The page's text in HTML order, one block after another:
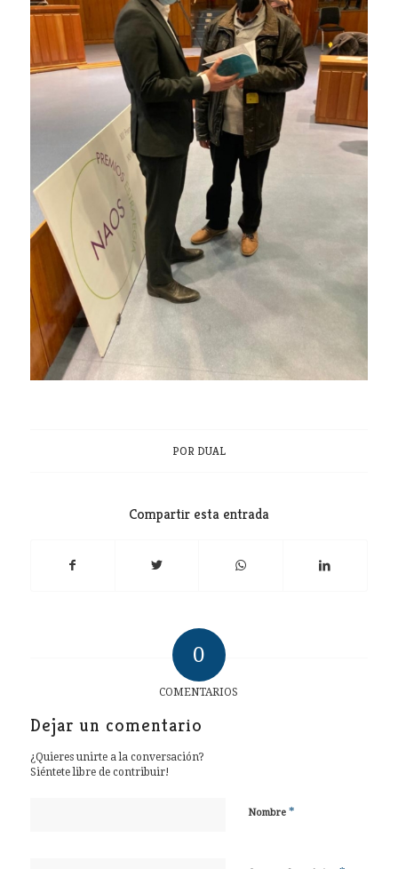
POR DUAL
Compartir esta entrada
0
COMENTARIOS
Dejar un comentario
¿Quieres unirte a la conversación?
Siéntete libre de contribuir!
Nombre *